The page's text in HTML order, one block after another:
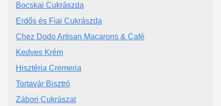
Bocskai Cukrászda
Erdős és Fiai Cukrászda
Chez Dodo Artisan Macarons & Café
Kedves Krém
Hisztéria Cremeria
Tortavár Bisztró
Zábori Cukrászat